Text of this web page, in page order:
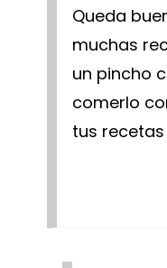
Queda
muchas
un pincho
comerlo
tus recetas